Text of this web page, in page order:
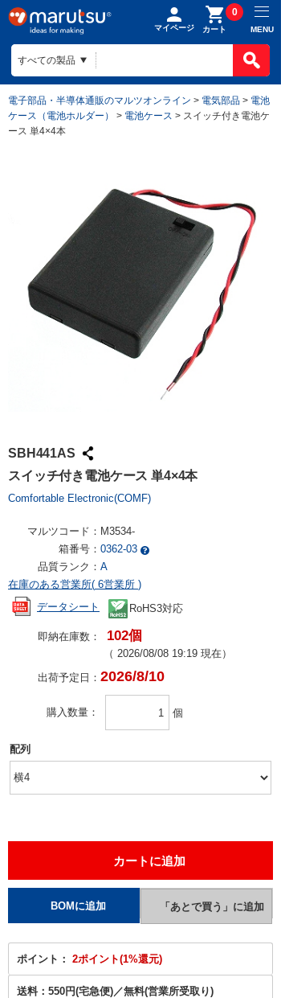
マイページ カート
0
MENU
電子部品・半導体通販のマルツオンライン > 電気部品 > 電池
ケース（電池ホルダー）
> 電池ケース > スイッチ付き電池ケ
ース 単4×4本
SBH441AS
スイッチ付き電池ケース 単4×4本
Comfortable Electronic(COMF)
マルツコード： M3534-
箱番号： 0362-03
品質ランク： A
在庫のある営業所( 6営業所 )
データシート
RoHS3対応
即納在庫数： 102個
（ 2026/08/08 19:19 現在）
出荷予定日： 2026/8/10
購入数量 個
配列
ポイント： 2ポイント(1%還元)
送料： 550円(宅急便)／無料(営業所受取り)